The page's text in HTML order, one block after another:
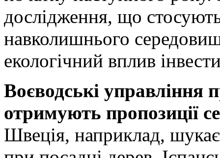
дослідження, що
навколишнього
екологічний вплив
Воєводські управління
отримують пропозиції
Швеція, наприклад,